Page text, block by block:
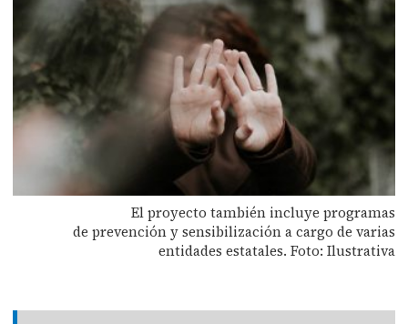
El proyecto también incluye programas
de prevención y sensibilización a cargo de varias
entidades estatales. Foto: Ilustrativa